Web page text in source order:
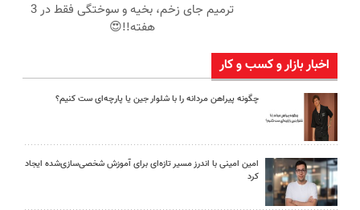
ترمیم جای زخم، بخیه و سوختگی فقط در 3
هفته!!😍
اخبار بازار و کسب و کار
چگونه پیراهن مردانه را با شلوار جین یا پارچه‌ای ست کنیم؟
امین امینی با اندرز مسیر تازه‌ای برای آموزش شخصی‌سازی‌شده ایجاد
کرد